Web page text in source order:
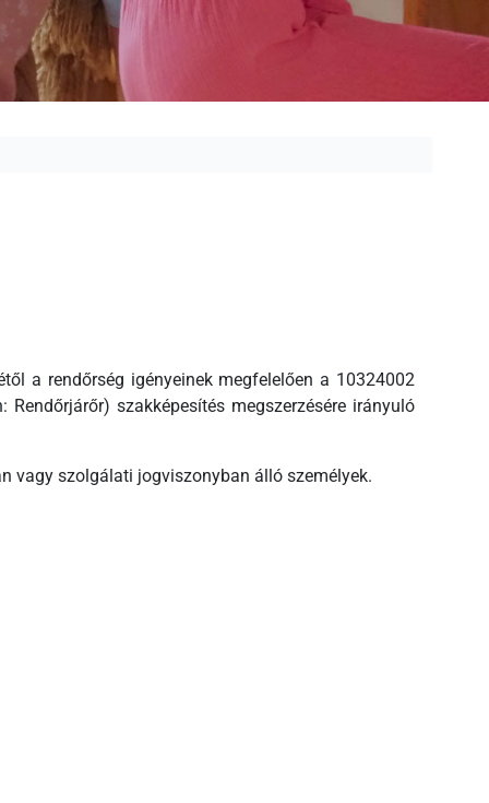
a rendőrség igényeinek megfelelően a 10324002
szakképesítés megszerzésére irányuló
vagy szolgálati jogviszonyban álló személyek.